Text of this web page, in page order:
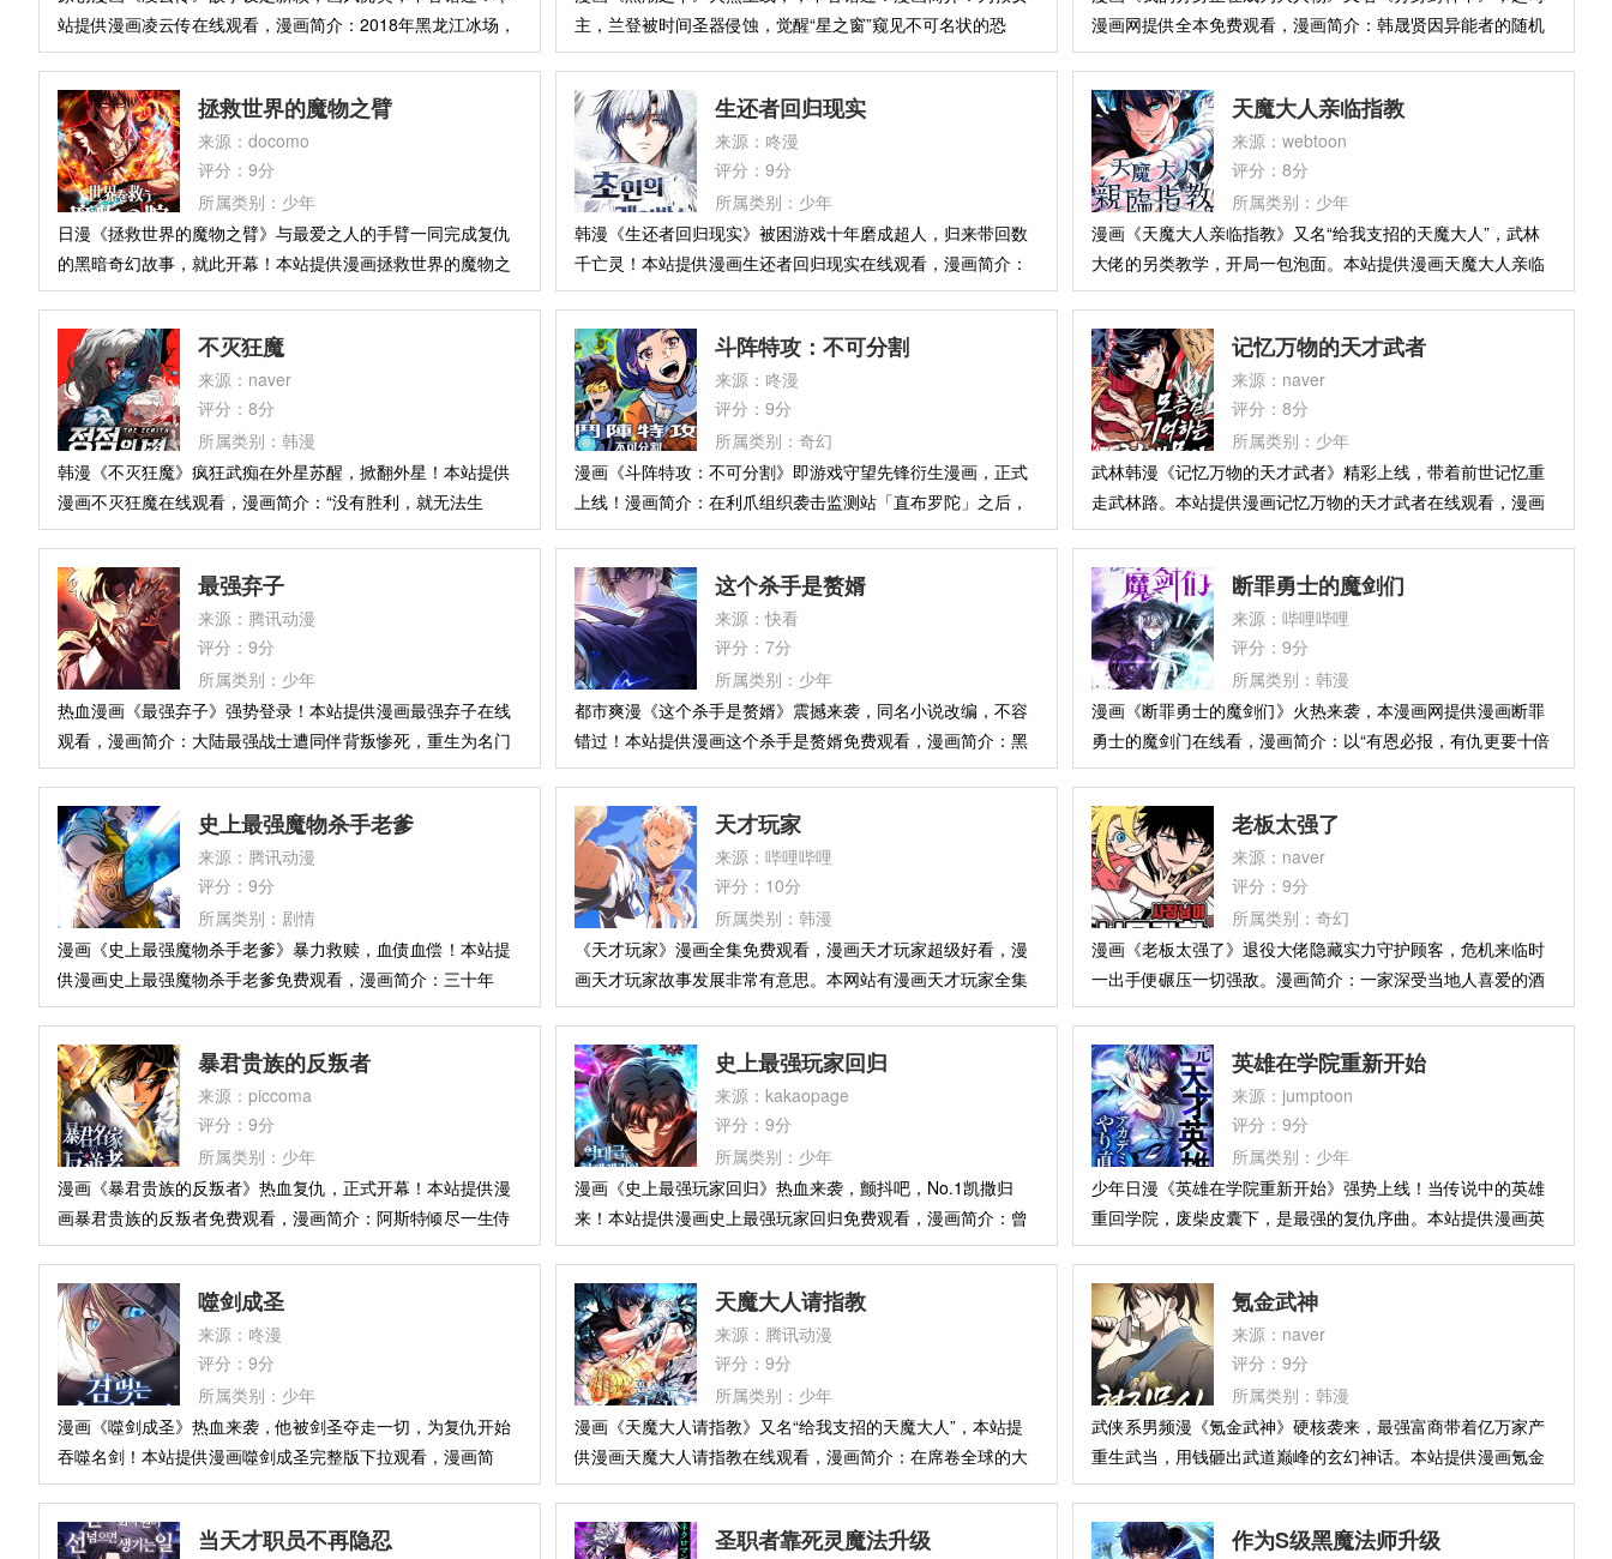
站提供漫画凌云传在线观看，漫画简介：2018年黑龙江冰场，
短道少女项及天与歌手周鸣廉偶然相遇。她为提升成绩离开家
乡，他在公司变动后迷失方向。青岛赛场上，13岁的项及天逆
转夺冠，面对镜头说出“想成为配得上‘传奇名将’的选手”——这
句话如强光劈开周鸣廉的迷惘，让他重拾音乐初心。此后十六
年，冰刀与琴键的轨迹悄然交织。沉默坚定的她与温柔强大的
他，在各自赛场历经重创与失意，终成彼此眼中最耀眼的光。
主，兰登被时间圣器侵蚀，觉醒“星之窗”窥见不可名状的恐
怖，却因此穿越回五年前。天空撕裂出“黑潮”裂隙，旧神巨眼
俯视人间。失踪十年的哥哥坠入异度空间，正传来拯救世界的
坐标。潜伏数千年的“降临会”企图以十二圣器唤醒克苏鲁。兰
登联合神秘教会，深入异界寻兄，解开体内犹格·索托斯碎片的
终极秘密。
漫画网提供全本免费观看，漫画简介：韩晟贤因异能者的随机
恐怖攻击失去了家人，饱受创伤后压力症候群折磨。 在那之后
他封闭了自我，过着与世隔绝的生活。 直到某天，他意外觉醒
了能够控“分身”代替自己行动的能力！ 「什麽！ 我只要让分身
去冒险、打怪，我在房间里也能躺着变强？！」 从此，他的分
身横跨异世界、种族与职业，成了传说级的大人物，并开始悄
悄制裁那些滥用超能力的异能者
拯救世界的魔物之臂
来源：docomo
评分：9分
所属类别：少年
日漫《拯救世界的魔物之臂》与最爱之人的手臂一同完成复仇
的黑暗奇幻故事，就此开幕！本站提供漫画拯救世界的魔物之
臂在线观看，漫画简介：世界最强的剑士罗兰，终日投身于讨
伐魔王的战斗之中。他心灵的支柱，是他最爱的恋人菲莉西
亚。然而，由于魔王的诅咒，她化为了魔物。失去自我的菲莉
西亚袭击了罗兰。罗兰在绝望中与她战斗，两人同归于尽。在
逐渐消散的意识中，罗兰听到了一个声音：“你不能死在这
里……”随后罗兰复活了。他失去了战斗中失去的手臂，取而代
之获得了化为魔物的菲莉西亚的手臂。
生还者回归现实
来源：咚漫
评分：9分
所属类别：少年
韩漫《生还者回归现实》被困游戏十年磨成超人，归来带回数
千亡灵！本站提供漫画生还者回归现实在线观看，漫画简介：
在无尽的生体实验中挣脱而出，踏入人类无法理解的领域。当
再次回到现实，世界依旧运转如常，仿佛一切从未发生。但被
夺走的人生、被抹除的存在，注定不会沉默。这一次，不是逃
亡，而是清算。
天魔大人亲临指教
来源：webtoon
评分：8分
所属类别：少年
漫画《天魔大人亲临指教》又名“给我支招的天魔大人”，武林
大佬的另类教学，开局一包泡面。本站提供漫画天魔大人亲临
指教全集在线观看，漫画简介：大灾变降临，父母双亡，弟弟
昏迷——朴贤秀只是个被人瞧不起的辅助无能者。穷困潦倒
时，一位自称从武林穿越来的老爷子天庆出现了……可这位高
手不教打架，先让他煮泡面？！“想挨揍吗？”废柴少年懵了。
但当晚，他觉醒了专属能力【听从指教】——从被人踩在脚
下，到即将登顶天下第一！
不灭狂魔
来源：naver
评分：8分
所属类别：韩漫
韩漫《不灭狂魔》疯狂武痴在外星苏醒，掀翻外星！本站提供
漫画不灭狂魔在线观看，漫画简介：“没有胜利，就无法生
存。”曾经将武林化为血海的疯狂武痴马镇月，在与天下五大高
手激战后被封印。千年时光流逝，他苏醒之地并非地球，而是
一颗外星。在这里，每百年一度的宇宙格斗大赛GSP即将开
幕，他将再次迎战宇宙最强战士——当狂魔再临，星际武林的
噩梦，才刚刚开始。
斗阵特攻：不可分割
来源：咚漫
评分：9分
所属类别：奇幻
漫画《斗阵特攻：不可分割》即游戏守望先锋衍生漫画，正式
上线！漫画简介：在利爪组织袭击监测站「直布罗陀」之后，
捍卫者的英雄们正默默承受着惨痛的败北。 然而，复仇行动尚
未结束，利爪开始对全球的研究设施、军事基地及各大城市发
动连环攻击。 正当索洁恩集结疲惫不堪的英雄们，准备对抗敌
方的每一场攻势时，却收到了一个令人心碎的消息......这让她
一直以来所捍卫的一切都受到了质疑：当世界宣称不再需要英
雄时，捍卫者是否还能屹立不倒、团结一心？
记忆万物的天才武者
来源：naver
评分：8分
所属类别：少年
武林韩漫《记忆万物的天才武者》精彩上线，带着前世记忆重
走武林路。本站提供漫画记忆万物的天才武者在线观看，漫画
简介：记住一切的三流武士陈素云，回到了30年前——魔教尚
未重现江湖的时代。回到过去这件事，在他看来，并不像是要
他拯救世界。“如果是那样，至少也该给我某种特殊能力，或者
附上张三丰祖师的灵魂之类的吧？”无可救药的三流门派，低微
到尘埃的武学天赋。要说回到过去值得高兴，可手上的牌实在
太弱了。“完蛋了。”为了改变注定的绝望未来，陈素云的挣扎
就此开始。
最强弃子
来源：腾讯动漫
评分：9分
所属类别：少年
热血漫画《最强弃子》强势登录！本站提供漫画最强弃子在线
观看，漫画简介：大陆最强战士遭同伴背叛惨死，重生为名门
大学的废柴学生——体弱、被家族排挤、遭同学霸凌。前世最
强者的骄傲在胸腔燃烧，他挥拳再起：“向背叛者复仇，夺回最
强之名！”当至尊灵魂落入最弱躯壳，一场酣畅淋漓的逆袭复仇
剧，就此开幕！
这个杀手是赘婿
来源：快看
评分：7分
所属类别：少年
都市爽漫《这个杀手是赘婿》震撼来袭，同名小说改编，不容
错过！本站提供漫画这个杀手是赘婿免费观看，漫画简介：黑
暗世界的杀手之王，狼组织的首领‘狼王’，一次任务失败，他受
重伤回到华夏。 为了调查父母生世背景和完成父亲遗志，他成
为了冯家一名上门女婿。 如今他不在是狼王，而是江浩。 曾经
的‘狼王’，一年前被黑暗世界宣布任务失败而陨落，而现在的江
浩隐匿狼王身份在都市之内展开了疯狂的复仇和杀戮！
断罪勇士的魔剑们
来源：哔哩哔哩
评分：9分
所属类别：韩漫
漫画《断罪勇士的魔剑们》火热来袭，本漫画网提供漫画断罪
勇士的魔剑门在线看，漫画简介：以“有恩必报，有仇更要十倍
奉还”为人生信条，坚决拒绝脏活累活的勇士——希格尼彻·杰卡
尔！ 不知是偶然还是必然，变化为少女的魔剑们纷纷找上了
他，希格也自此陷入了各种阴谋和意外当中… 断罪之勇士希格
尼彻·杰卡尔，既然躲不开，那就把敌人统统杀光！
史上最强魔物杀手老爹
来源：腾讯动漫
评分：9分
所属类别：剧情
漫画《史上最强魔物杀手老爹》暴力救赎，血债血偿！本站提
供漫画史上最强魔物杀手老爹免费观看，漫画简介：三十年
前，席卷世界的灾厄“诡祸”被人类战胜，最强魔物猎人赤枭却
隐姓埋名，化身平凡奶爸，带着女儿赤小满辗转各地躲避追
杀。然而，小满天生能看见“不存在之物”的能力，引来神秘组
织“百目”的觊觎。为保护女儿，赤枭被迫重拾业火唐刀，直面
潜伏于现代都市的诡谲阴谋。
天才玩家
来源：哔哩哔哩
评分：10分
所属类别：韩漫
《天才玩家》漫画全集免费观看，漫画天才玩家超级好看，漫
画天才玩家故事发展非常有意思。本网站有漫画天才玩家全集
免费阅读，漫画天才玩家讲述了：有些人天生就技能全部点
满，稍微付出努力就可以成功，我就是这样的人。
老板太强了
来源：naver
评分：9分
所属类别：奇幻
漫画《老板太强了》退役大佬隐藏实力守护顾客，危机来临时
一出手便碾压一切强敌。漫画简介：一家深受当地人喜爱的酒
吧的老板，竟然是一位昔日的传奇猎人。普通的顾客们震惊地
发现，这位看似不起眼的“老板”展现出了远超普通调酒师的强
大力量和高超技艺。故事由此展开，这位退役的实力超群者在
酒吧里一边经营着自己的酒吧，一边还要应对昔日猎人时代的
威胁，并以只有真正的传奇才能做到的方式保护着酒吧（以及
顾客们）——他模糊了平静的平民生活与超人猎人隐秘世界之
间的界限。
暴君贵族的反叛者
来源：piccoma
评分：9分
所属类别：少年
漫画《暴君贵族的反叛者》热血复仇，正式开幕！本站提供漫
画暴君贵族的反叛者免费观看，漫画简介：阿斯特倾尽一生侍
奉养父，以报答孤儿时被收留的恩情。然而在临终之际，他得
知了致命的真相——他所建立的一切，他的努力、他的信任，
乃至本应归属于他的至高之力“七之翼”，尽数被夺走。“……很
好。这一回，该轮到我夺回属于我的一切了。”
史上最强玩家回归
来源：kakaopage
评分：9分
所属类别：少年
漫画《史上最强玩家回归》热血来袭，颤抖吧，No.1凯撒归
来！本站提供漫画史上最强玩家回归免费观看，漫画简介：曾
经独霸榜首、被称为“神”的玩家凯撒，消失了整整一年半。如
今，他重新登录虚拟现实游戏《God of Savior》及其原型《德
洛克》——最强的王者，回来了。“游戏即将连接。”当神重新
踏入战场，整个世界都将为之颤抖。
英雄在学院重新开始
来源：jumptoon
评分：9分
所属类别：少年
少年日漫《英雄在学院重新开始》强势上线！当传说中的英雄
重回学院，废柴皮囊下，是最强的复仇序曲。本站提供漫画英
雄在学院重新开始在线观看，漫画简介：最强冒险者被同伴背
叛惨死，临死发动转生魔法——20年后，他以“无”属性废柴学
生的身份重活于世。所有人都嘲笑他毫无潜力，却不知“无”属
性隐藏着超越时空的禁忌力量。前世被背叛的愤怒，今生必将
肃清一切！
噬剑成圣
来源：咚漫
评分：9分
所属类别：少年
漫画《噬剑成圣》热血来袭，他被剑圣夺走一切，为复仇开始
吞噬名剑！本站提供漫画噬剑成圣完整版下拉观看，漫画简
介：一场灾难让他被剑术巅峰之人夺走一切，家族覆灭，未来
尽毁。濒临绝望之际，传说中的祖先现身，提出唯一的复仇之
路——吞噬名剑，将剑中力量化为己用。从那一刻起，少年踏
天魔大人请指教
来源：腾讯动漫
评分：9分
所属类别：少年
漫画《天魔大人请指教》又名“给我支招的天魔大人”，本站提
供漫画天魔大人请指教在线观看，漫画简介：在席卷全球的大
灾难【传送门冲击】中，主角朴贤秀亲眼看着父母离世，他的
家人只剩下处于昏迷状态的弟弟。为了保护弟弟，他拼命努
力，但身为没有能力的辅助，他活得很辛苦，还倍受他人的轻
氪金武神
来源：naver
评分：9分
所属类别：韩漫
武侠系男频漫《氪金武神》硬核袭来，最强富商带着亿万家产
重生武当，用钱砸出武道巅峰的玄幻神话。本站提供漫画氪金
武神在线观看，简介：中原一代巨贾墨辉影，在遭到魔教袭击
惨死后，竟然重生回到了30年前自己在武当派当俗家弟子修炼
的少年时期。正当他感叹空有经商头脑却无武学天赋时，一个
当天才职员不再隐忍 圣职者靠死灵魔法升级 作为S级黑魔法师升级